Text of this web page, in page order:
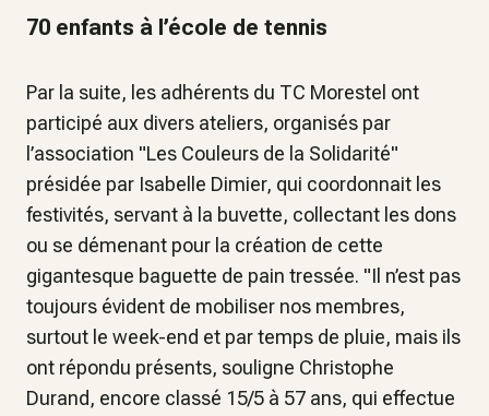
70 enfants à l’école de tennis
Par la suite, les adhérents du TC Morestel ont
participé aux divers ateliers, organisés par
l’association "Les Couleurs de la Solidarité"
présidée par Isabelle Dimier, qui coordonnait les
festivités, servant à la buvette, collectant les dons
ou se démenant pour la création de cette
gigantesque baguette de pain tressée. "Il n’est pas
toujours évident de mobiliser nos membres,
surtout le week-end et par temps de pluie, mais ils
ont répondu présents, souligne Christophe
Durand, encore classé 15/5 à 57 ans, qui effectue